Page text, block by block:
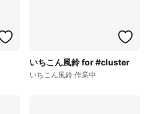
いちこん風鈴 for #cluster
いちこん風鈴 作業中